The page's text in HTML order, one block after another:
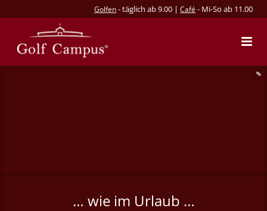
Golfen- täglich ab 9.00 | Café - Mi-So ab 11.00
… wie im Urlaub …